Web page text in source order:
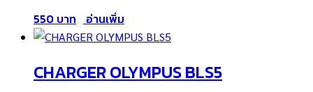
550 อ่านเพิ่ม
CHARGER OLYMPUS BLS5